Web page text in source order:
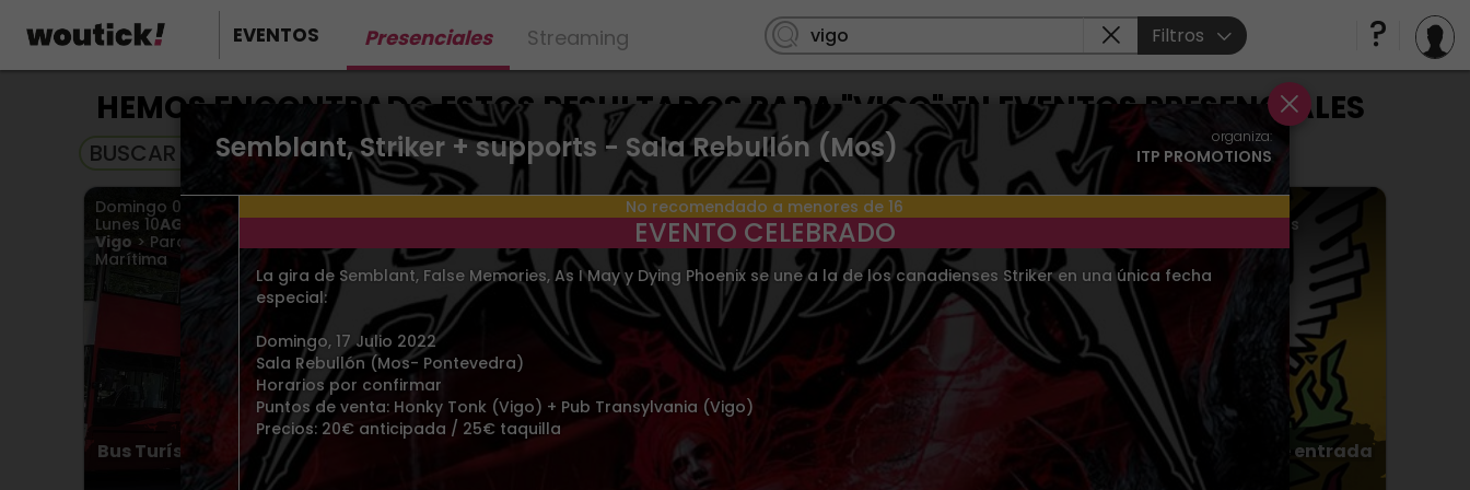
Semblant, Striker + supports - Sala Rebullón (Mos) organiza:
ITP PROMOTIONS
No recomendado a menores de 16
EVENTO CELEBRADO
La gira de Semblant, False Memories, As I May y Dying Phoenix se une a la de los canadienses Striker en una única fecha
especial:
Domingo, 17 Julio 2022
Sala Rebullón (Mos- Pontevedra)
Horarios por confirmar
Puntos de venta: Honky Tonk (Vigo) + Pub Transylvania (Vigo)
Precios: 20€ anticipada / 25€ taquilla
EVENTOS Presenciales Streaming Filtros
HEMOS ENCONTRADO ESTOS RESULTADOS PARA "VIGO" EN EVENTOS PRESENCIALES
BUSCAR EN EVENTOS EN STREAMING
Domingo 09 AGO.
Lunes 10AGO. 2026,y más en
Vigo > Parada de Bus, Estación
Marítima
Bus Turístico Vigo agosto 2026
Desde 4.00€
Vigo> Parque de Castrelos
Ópera Nabucco no incluye
Martes11AGO. 2026
Vigo> Parque de Castrelos
The Corrs no incluye entrada
Vigo> Parque de Castrelos
Viva Suecia no incluye entrada